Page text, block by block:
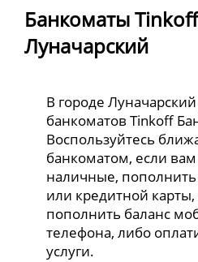
Банкоматы
Луначарский
В городе
банкоматов Tinkoff
Воспользуйтесь
банкоматом, если
наличные, пополнить
или кредитной карты,
пополнить баланс
телефона, либо
услуги.